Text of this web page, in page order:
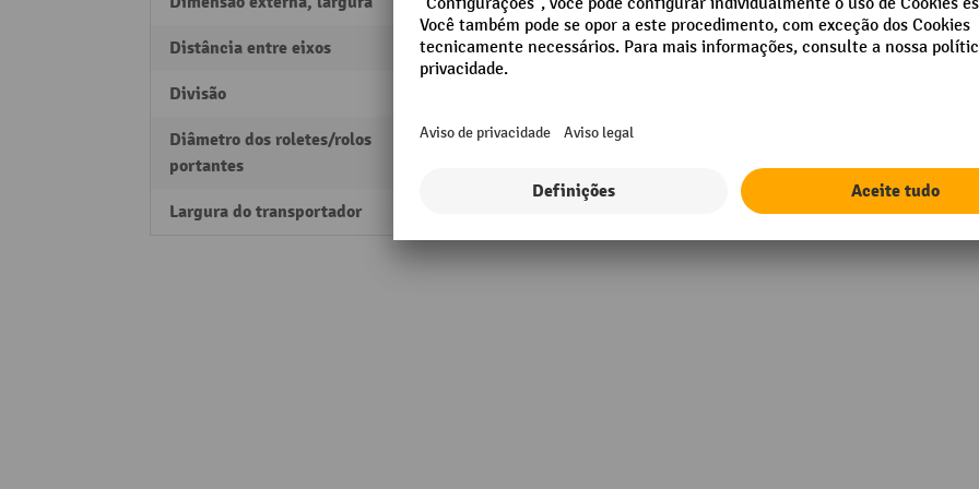
Distância entre eixos 100 mm
Divisão
Diâmetro dos roletes/rolos
portantes
66 mm
Largura do transportador
portantes
Tipo de roletes